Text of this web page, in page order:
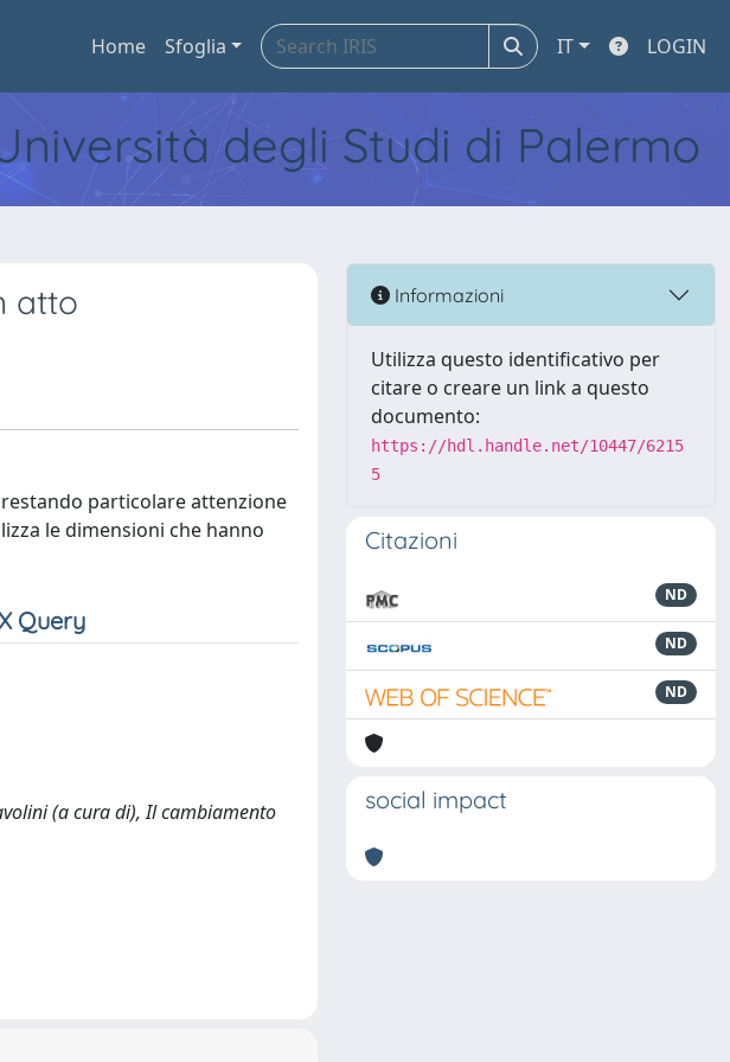
Home Sfoglia IT LOGIN
degli Studi di Palermo
atto
particolare attenzione
le dimensioni che hanno
(a cura di), Il cambiamento
Informazioni
Utilizza questo identificativo per
citare o creare un link a questo
documento:
https://hdl.handle.net/10447/6215
5
Citazioni
ND
ND
ND
social impact